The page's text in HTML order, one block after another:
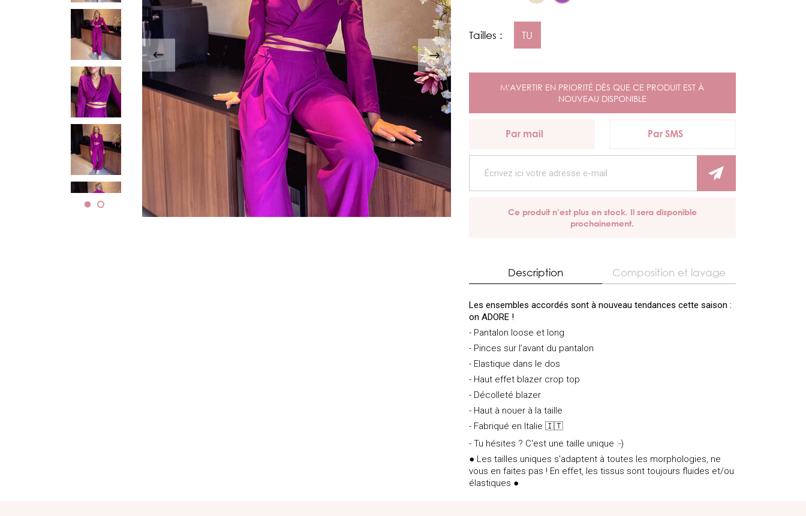
Tailles : TU
M'AVERTIR EN PRIORITÉ DÈS QUE CE PRODUIT EST À
NOUVEAU DISPONIBLE
Par mail Par SMS
Ce produit n’est plus en stock. Il sera disponible
prochainement.
Description Composition et lavage
Les ensembles accordés sont à nouveau tendances cette saison :
on ADORE !
- Pantalon loose et long
- Pinces sur l’avant du pantalon
- Elastique dans le dos
- Haut effet blazer crop top
- Décolleté blazer
- Haut à nouer à la taille
- Fabriqué en Italie 🇮🇹
- Tu hésites ? C'est une taille unique :-)
● Les tailles uniques s'adaptent à toutes les morphologies, ne
vous en faites pas ! En effet, les tissus sont toujours fluides et/ou
élastiques ●